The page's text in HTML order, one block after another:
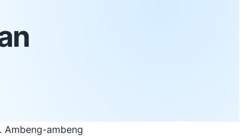
Ambeng-ambeng